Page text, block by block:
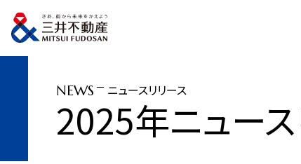
トップページ ニュースリリース
NEWS ニュースリリース
2025年ニュース